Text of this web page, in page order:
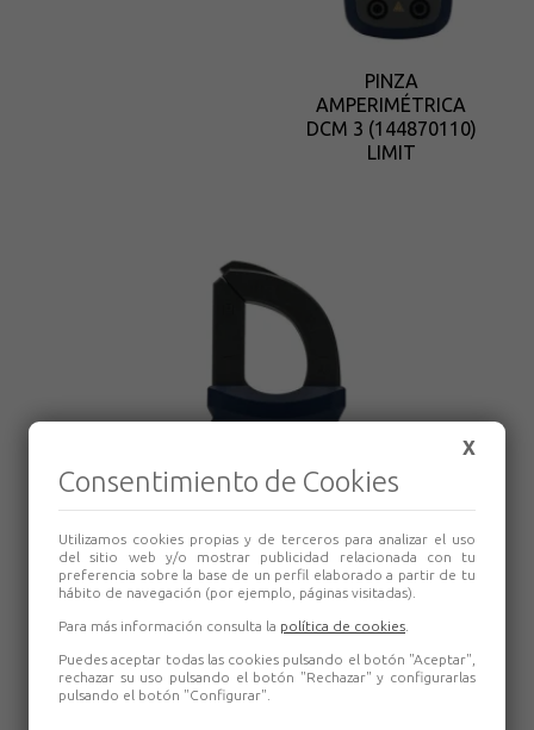
PINZA
AMPERIMÉTRICA
DCM 3 (144870110)
LIMIT
X
Consentimiento de Cookies
Utilizamos cookies propias y de terceros para analizar el uso
del sitio web y/o mostrar publicidad relacionada con tu
preferencia sobre la base de un perfil elaborado a partir de tu
hábito de navegación (por ejemplo, páginas visitadas).
Para más información consulta la política de cookies
Puedes aceptar todas las cookies pulsando el botón "Aceptar",
rechazar su uso pulsando el botón "Rechazar" y configurarlas
pulsando el botón "Configurar".